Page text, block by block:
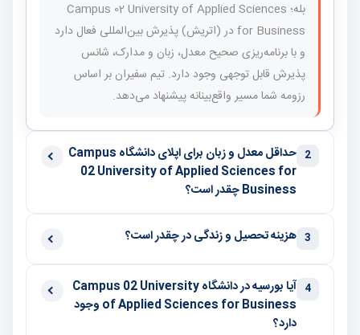
بله؛ Campus 02 University of Applied Sciences
for Business در (اتریش) پذیرش بین‌المللی فعال دارد
و با برنامه‌ریزی صحیح معدل، زبان و مدارک، شانس
پذیرش قابل توجهی وجود دارد. تیم سفیران بر اساس
رزومه شما مسیر واقع‌بینانه پیشنهاد می‌دهد.
2
حداقل معدل و زبان برای اپلای دانشگاه Campus
02 University of Applied Sciences for
Business چقدر است؟
3 هزینه تحصیل و زندگی در چقدر است؟
4
آیا بورسیه در دانشگاه Campus 02 University
of Applied Sciences for Business وجود
دارد؟